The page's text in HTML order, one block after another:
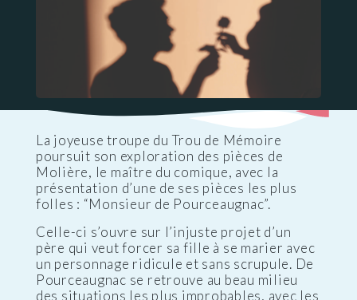
La joyeuse troupe du Trou de Mémoire
poursuit son exploration des pièces de
Molière, le maître du comique, avec la
présentation d’une de ses pièces les plus
folles : “Monsieur de Pourceaugnac”.
Celle-ci s’ouvre sur l’injuste projet d’un
père qui veut forcer sa fille à se marier avec
un personnage ridicule et sans scrupule. De
Pourceaugnac se retrouve au beau milieu
des situations les plus improbables, avec les